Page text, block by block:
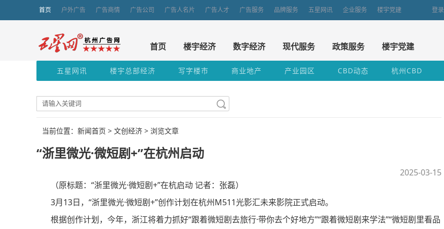
首页 户外广告 广告商情 广告公司 广告人名片 广告人才 广告服务 品牌服务 五星网讯 企业服务 楼宇党建 登录
首页 楼宇经济 数字经济 现代服务 政策服务 楼宇党建
五星网讯 楼宇总部经济 写字楼市 商业地产 产业园区 CBD动态 杭州CBD
当前位置：新闻首页 > 文创经济 > 浏览文章
“浙里微光·微短剧+”在杭州启动
2025-03-15
（原标题：“浙里微光·微短剧+”在杭启动 记者：张磊）
3月13日，“浙里微光·微短剧+”创作计划在杭州M511光影汇未来影院正式启动。
根据创作计划，今年，浙江将着力抓好“跟着微短剧去旅行·带你去个好地方”“跟着微短剧来学法”“微短剧里看品